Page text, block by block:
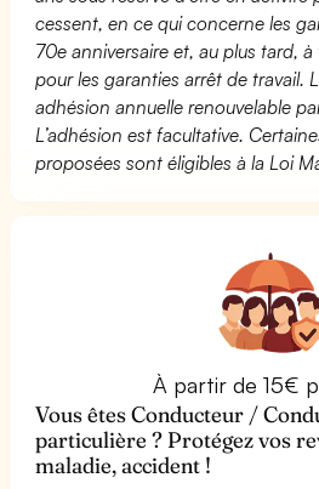
cessent, en ce qui concerne les
70e anniversaire et, au plus tard,
pour les garanties arrêt de travail.
adhésion annuelle renouvelable
L’adhésion est facultative.
proposées sont éligibles à la Loi
À partir de 15€
Vous êtes Conducteur /
particulière ? Protégez vos
maladie, accident !